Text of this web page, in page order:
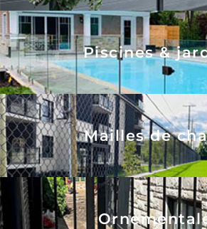
Piscines &
Mailles de